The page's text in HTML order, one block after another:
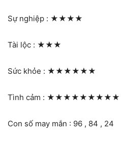
Sự nghiệp : ★★★★
Tài lộc : ★★★
Sức khỏe : ★★★★★★
Tình cảm : ★★★★★★★★★
Con số may mắn : 96 , 84 , 24